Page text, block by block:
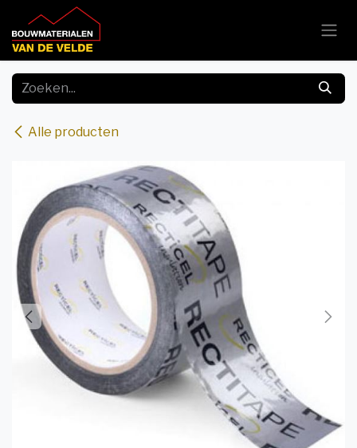
Overslaan naar inhoud
Alle producten